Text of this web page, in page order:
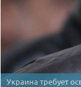
Украина требует